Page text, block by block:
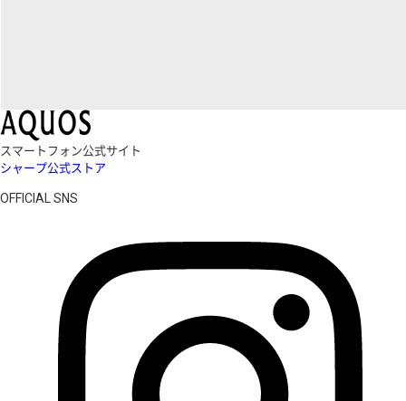
スマートフォン公式サイト
シャープ公式ストア
OFFICIAL SNS